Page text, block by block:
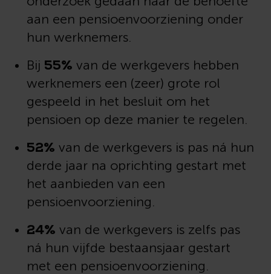
aan een pensioenvoorziening onder
hun werknemers.
Bij 55% van de werkgevers hebben
werknemers een (zeer) grote rol
gespeeld in het besluit om het
pensioen op deze manier te regelen.
52% van de werkgevers is pas ná hun
derde jaar na oprichting gestart met
het aanbieden van een
pensioenvoorziening.
24% van de werkgevers is zelfs pas
ná hun vijfde bestaansjaar gestart
met een pensioenvoorziening.